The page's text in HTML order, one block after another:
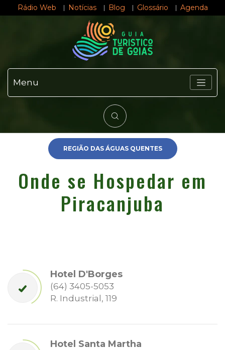
Rádio Web Notícias Blog Glossário Agenda
Menu
REGIÃO DAS ÁGUAS QUENTES
Onde se Hospedar em
Piracanjuba
Hotel D'Borges
(64) 3405-5053
R. Industrial, 119
Hotel Santa Martha